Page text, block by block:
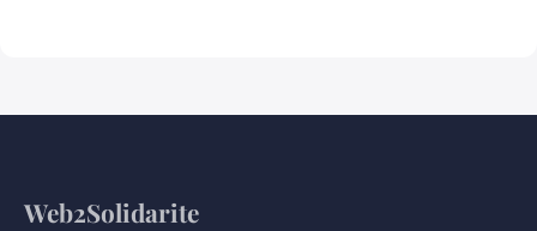
Web2Solidarite